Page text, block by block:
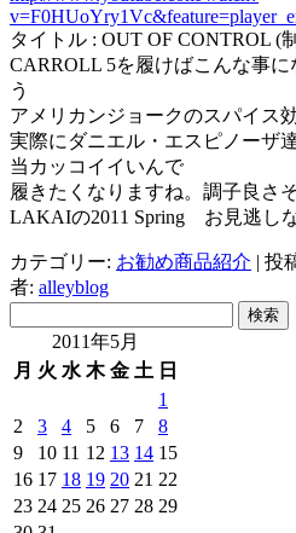
タイトル : OUT OF CONTROL (
CARROLL 5を履けばこんな事
う
アメリカンジョークのスパイス
実際にダニエル・エスピノーザ
当カッコイイいんで
履きたくなりますね。調子良さ
LAKAIの2011 Spring お見逃し
カテゴリー: お勧め商品紹介 | 投
者: alleyblog
2011年5月
月 火 水 木 金 土 日
1
2
3 4 5 6 7
8
9
10 11 12 13 14 15
16 17 18 19 20 21 22
23 24 25 26 27 28 29